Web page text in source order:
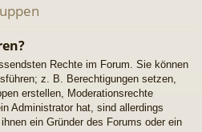
Rechte im Forum. Sie können
z. B. Berechtigungen setzen,
erstellen, Moderationsrechte
Administrator hat, sind allerdings
ein Gründer des Forums oder ein